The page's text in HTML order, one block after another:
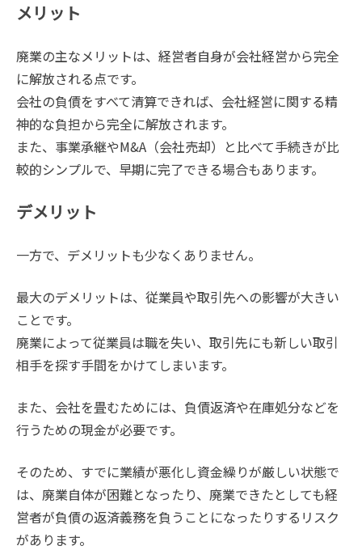
メリット
廃業の主なメリットは、経営者自身が会社経営から完全
に解放される点です。
会社の負債をすべて清算できれば、会社経営に関する精
神的な負担から完全に解放されます。
また、事業承継やM&A（会社売却）と比べて手続きが比
較的シンプルで、早期に完了できる場合もあります。
デメリット
一方で、デメリットも少なくありません。
最大のデメリットは、従業員や取引先への影響が大きい
ことです。
廃業によって従業員は職を失い、取引先にも新しい取引
相手を探す手間をかけてしまいます。
また、会社を畳むためには、負債返済や在庫処分などを
行うための現金が必要です。
そのため、すでに業績が悪化し資金繰りが厳しい状態で
は、廃業自体が困難となったり、廃業できたとしても経
営者が負債の返済義務を負うことになったりするリスク
があります。